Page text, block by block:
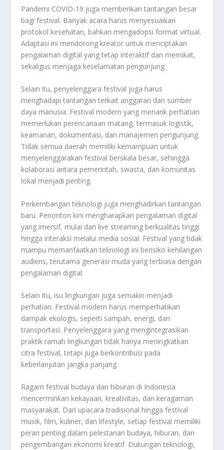
Pandemi COVID-19 juga memberikan tantangan besar
bagi festival. Banyak acara harus menyesuaikan
protokol kesehatan, bahkan mengadopsi format virtual.
Adaptasi ini mendorong kreator untuk menciptakan
pengalaman digital yang tetap interaktif dan memikat,
sekaligus menjaga keselamatan pengunjung.
Selain itu, penyelenggara festival juga harus
menghadapi tantangan terkait anggaran dan sumber
daya manusia. Festival modern yang menarik perhatian
memerlukan perencanaan matang, termasuk logistik,
keamanan, dokumentasi, dan manajemen pengunjung.
Tidak semua daerah memiliki kemampuan untuk
menyelenggarakan festival berskala besar, sehingga
kolaborasi antara pemerintah, swasta, dan komunitas
lokal menjadi penting.
Perkembangan teknologi juga menghadirkan tantangan
baru. Penonton kini mengharapkan pengalaman digital
yang imersif, mulai dari live streaming berkualitas tinggi
hingga interaksi melalui media sosial. Festival yang tidak
mampu memanfaatkan teknologi ini berisiko kehilangan
audiens, terutama generasi muda yang terbiasa dengan
pengalaman digital.
Selain itu, isu lingkungan juga semakin menjadi
perhatian. Festival modern harus memperhatikan
dampak ekologis, seperti sampah, energi, dan
transportasi. Penyelenggara yang mengintegrasikan
praktik ramah lingkungan tidak hanya meningkatkan
citra festival, tetapi juga berkontribusi pada
keberlanjutan jangka panjang.
Ragam festival budaya dan hiburan di Indonesia
mencerminkan kekayaan, kreativitas, dan keragaman
masyarakat. Dari upacara tradisional hingga festival
musik, film, kuliner, dan lifestyle, setiap festival memiliki
peran penting dalam pelestarian budaya, hiburan, dan
pengembangan ekonomi kreatif. Dukungan teknologi,